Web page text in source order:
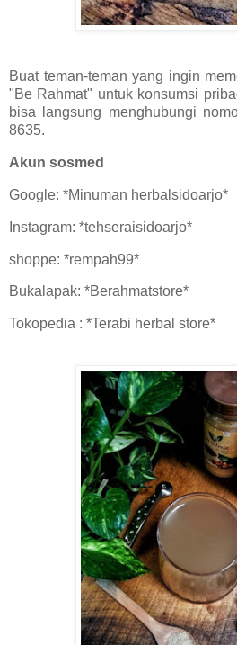
Buat teman-teman yang ingin
"Be Rahmat" untuk konsumsi
bisa langsung menghubungi
8635.
Akun sosmed
Google: *Minuman herbalsidoarjo*
Instagram: *tehseraisidoarjo*
shoppe: *rempah99*
Bukalapak: *Berahmatstore*
Tokopedia : *Terabi herbal store*